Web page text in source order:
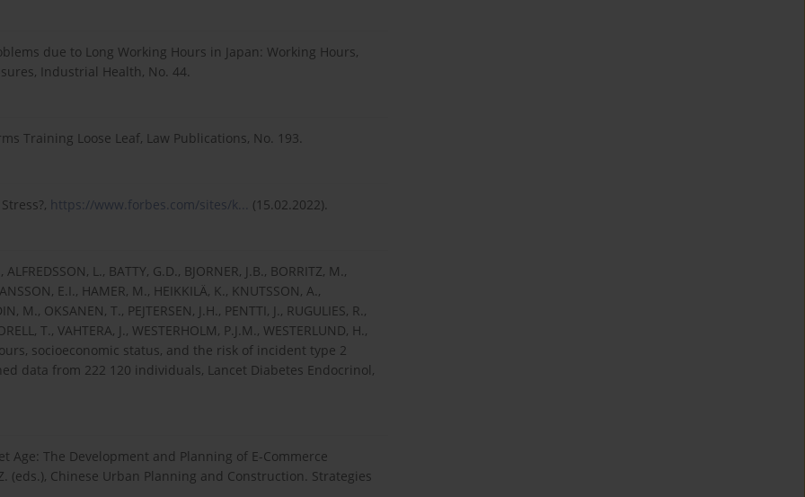
due to Long Working Hours in Japan: Working Hours,
Industrial Health, No. 44.
Training Loose Leaf, Law Publications, No. 193.
https://www.forbes.com/sites/k...
(15.02.2022).
L., BATTY, G.D., BJORNER, J.B., BORRITZ, M.,
E.I., HAMER, M., HEIKKILÄ, K., KNUTSSON, A.,
M., OKSANEN, T., PEJTERSEN, J.H., PENTTI, J., RUGULIES, R.,
T., VAHTERA, J., WESTERHOLM, P.J.M., WESTERLUND, H.,
socioeconomic status, and the risk of incident type 2
data from 222 120 individuals, Lancet Diabetes Endocrinol,
Age: The Development and Planning of E-Commerce
(eds.), Chinese Urban Planning and Construction. Strategies